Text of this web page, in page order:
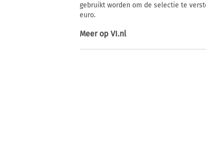
gebruikt worden om de selectie te
euro.
Meer op VI.nl